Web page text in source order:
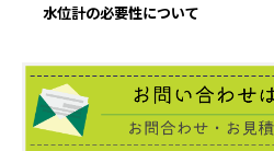
水位計の必要性について